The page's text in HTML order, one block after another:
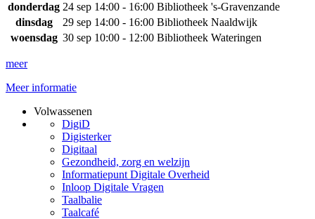
donderdag 24 sep 14:00 - 16:00 Bibliotheek 's-Gravenzande
dinsdag
29 sep 14:00 - 16:00 Bibliotheek Naaldwijk
woensdag 30 sep 10:00 - 12:00 Bibliotheek Wateringen
meer
Meer informatie
Volwassenen
DigiD
Digisterker
Digitaal
Gezondheid, zorg en welzijn
Informatiepunt Digitale Overheid
Inloop Digitale Vragen
Taalbalie
Taalcafé